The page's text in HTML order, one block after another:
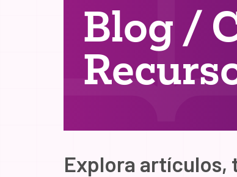
Blog /
Explora artículos,